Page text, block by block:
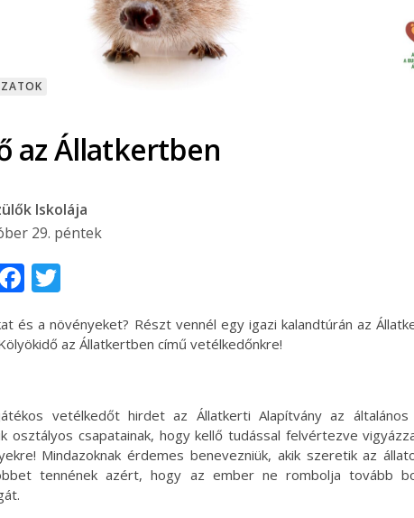
az Állatkertben
Iskolája
29. péntek
Facebook
és a növényeket? Részt vennél egy igazi kalandtúrán az
az Állatkertben című vetélkedőnkre!
vetélkedőt hirdet az Állatkerti Alapítvány az általános
osztályos csapatainak, hogy kellő tudással felvértezve
Mindazoknak érdemes benevezniük, akik szeretik az
tennének azért, hogy az ember ne rombolja tovább